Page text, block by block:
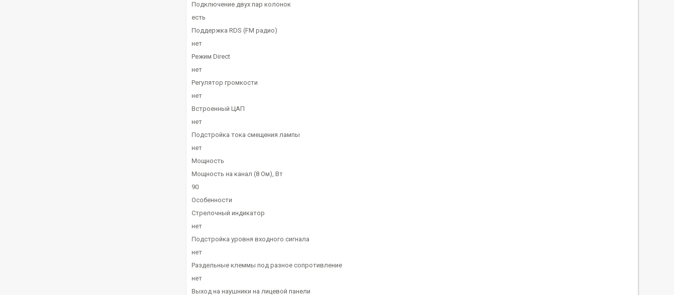
Подключение двух пар колонок
есть
Поддержка RDS (FM радио)
нет
Режим Direct
нет
Регулятор громкости
нет
Встроенный ЦАП
нет
Подстройка тока смещения лампы
нет
Мощность
Мощность на канал (8 Ом), Вт
90
Особенности
Стрелочный индикатор
нет
Подстройка уровня входного сигнала
нет
Раздельные клеммы под разное сопротивление
нет
Выход на наушники на лицевой панели